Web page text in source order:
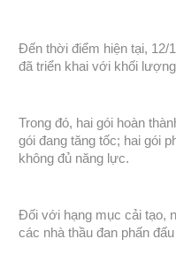
Đến thời điểm hiện tại, 12/
đã triển khai với khối
Trong đó, hai gói hoàn
gói đang tăng tốc; hai gói
không đủ năng lực.
Đối với hạng mục cải tạo,
các nhà thầu đan phấn